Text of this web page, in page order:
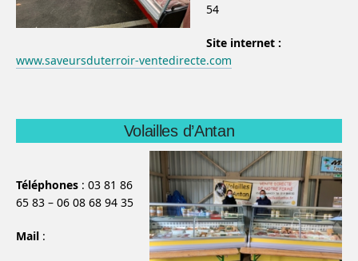
54
Site internet :
www.saveursduterroir-ventedirecte.com
Volailles d’Antan
Téléphones : 03 81 86
65 83 – 06 08 68 94 35
Mail :